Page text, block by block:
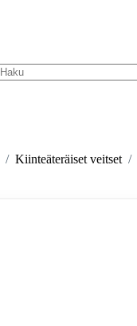
/ Kiinteäteräiset veitset /